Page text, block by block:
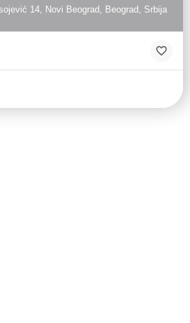
14, Novi Beograd, Beograd, Srbija